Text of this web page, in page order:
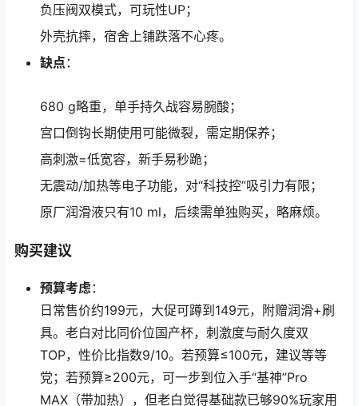
负压阀双模式，可玩性UP；
外壳抗摔，宿舍上铺跌落不心疼。
缺点 ：
680 g略重，单手持久战容易腕酸；
宫口倒钩长期使用可能微裂，需定期保养；
高刺激=低宽容，新手易秒跪；
无震动/加热等电子功能，对“科技控”吸引力有限；
原厂润滑液只有10 ml，后续需单独购买，略麻烦。
购买建议
预算考虑：
日常售价约199元，大促可蹲到149元，附赠润滑+刷
具。老白对比同价位国产杯，刺激度与耐久度双
TOP，性价比指数9/10。若预算≤100元，建议等等
党；若预算≥200元，可一步到位入手“基神”Pro
MAX（带加热），但老白觉得基础款已够90%玩家用